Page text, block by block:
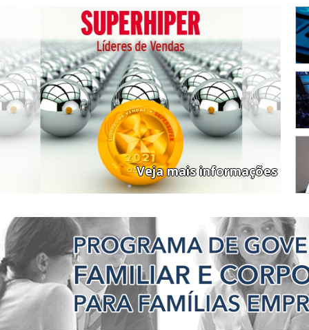
Veja mais informações